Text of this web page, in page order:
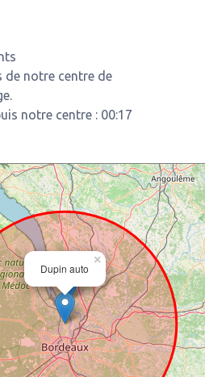
de notre centre de
notre centre : 00:17
Dupin auto
×